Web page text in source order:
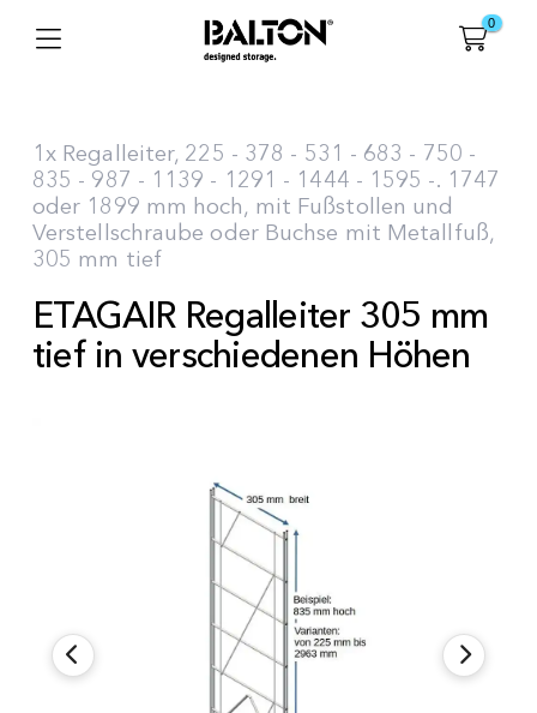
0
1x Regalleiter, 225 - 378 - 531 - 683 - 750 -
835 - 987 - 1139 - 1291 - 1444 - 1595 -. 1747
oder 1899 mm hoch, mit Fußstollen und
Verstellschraube oder Buchse mit Metallfuß,
305 mm tief
ETAGAIR Regalleiter 305 mm
tief in verschiedenen Höhen